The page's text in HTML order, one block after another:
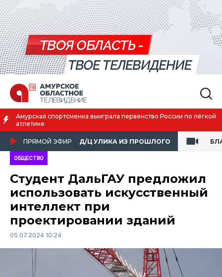
Амурская спортсменка выиграла первенство России по лёгкой
атлетике
ПРЯМОЙ ЭФИР Д/Ц УЛИКА ИЗ ПРОШЛОГО
ОБЩЕСТВО
Студент ДальГАУ предложил
использовать искусственный
интеллект при
проектировании зданий
05.07.2024 10:24